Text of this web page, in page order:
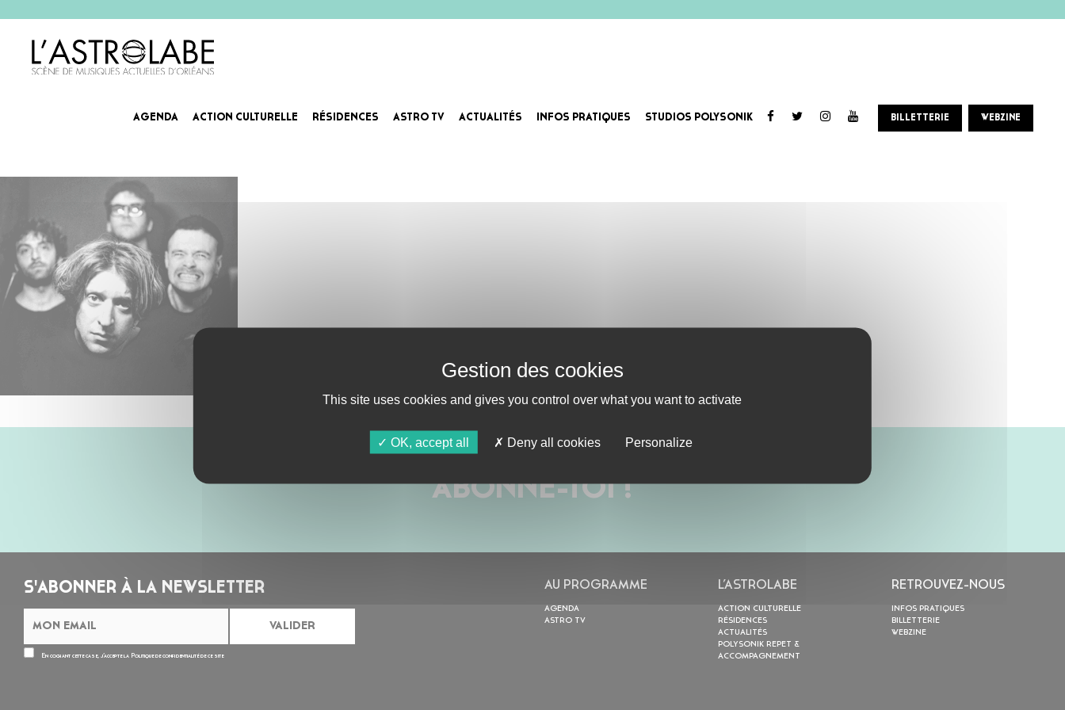
AGENDA ACTION CULTURELLE RÉSIDENCES ASTRO TV ACTUALITÉS INFOS PRATIQUES STUDIOS POLYSONIK BILLETTERIE WEBZINE
ABONNE-TOI !
S'ABONNER À LA NEWSLETTER
En cochant cette case, j’accepte la Politique de confidentialitéde ce site
AU PROGRAMME
AGENDA
ASTRO TV
L’ASTROLABE
ACTION CULTURELLE
RÉSIDENCES
ACTUALITÉS
POLYSONIK REPET &
ACCOMPAGNEMENT
RETROUVEZ-NOUS
INFOS PRATIQUES
BILLETTERIE
WEBZINE
This site uses cookies and gives you control over what you want to activate
OK, accept all Deny all cookies Personalize